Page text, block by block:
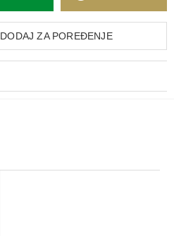
DODAJ ZA POREĐENJE